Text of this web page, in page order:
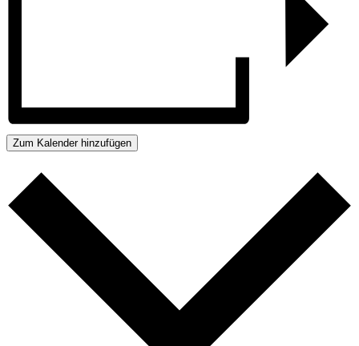
Zum Kalender hinzufügen